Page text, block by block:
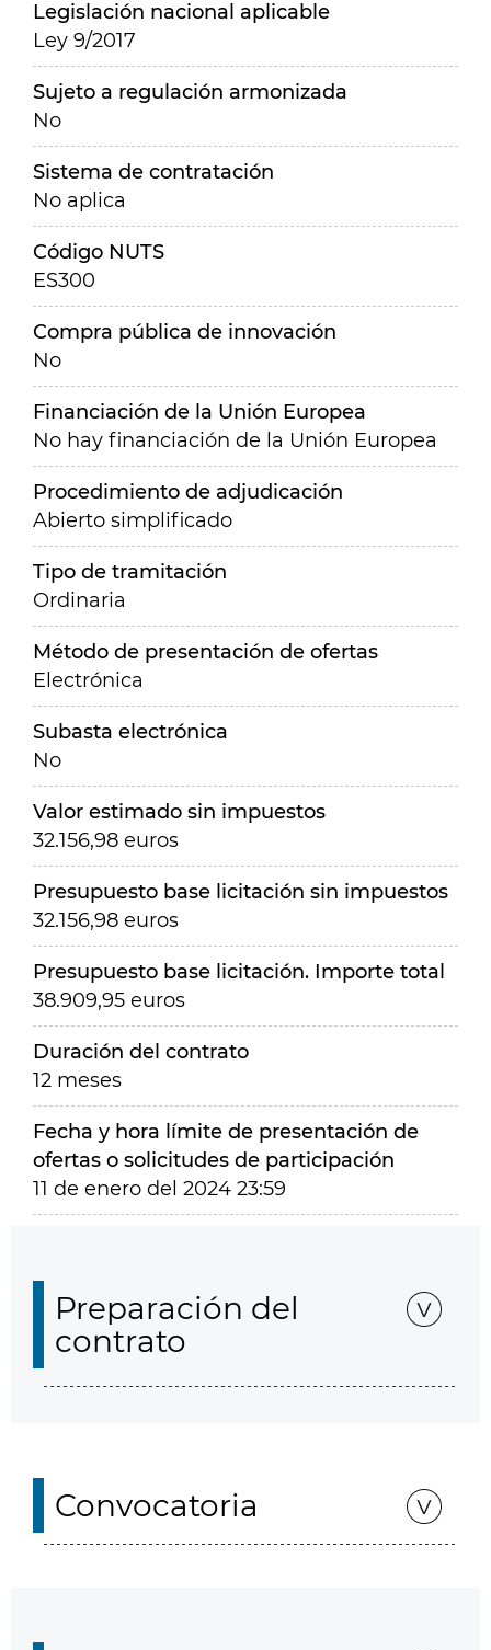
Legislación nacional aplicable
Ley 9/2017
Sujeto a regulación armonizada
No
Sistema de contratación
No aplica
Código NUTS
ES300
Compra pública de innovación
No
Financiación de la Unión Europea
No hay financiación de la Unión Europea
Procedimiento de adjudicación
Abierto simplificado
Tipo de tramitación
Ordinaria
Método de presentación de ofertas
Electrónica
Subasta electrónica
No
Valor estimado sin impuestos
32.156,98 euros
Presupuesto base licitación sin impuestos
32.156,98 euros
Presupuesto base licitación. Importe total
38.909,95 euros
Duración del contrato
12 meses
Fecha y hora límite de presentación de
ofertas o solicitudes de participación
11 de enero del 2024 23:59
Preparación del
contrato
Convocatoria